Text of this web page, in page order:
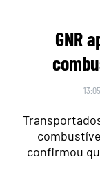
GNR
confirmou